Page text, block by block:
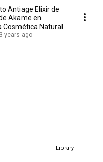
Library
Antiage Elixir de
Akame en
Cosmética Natural
3 years ago